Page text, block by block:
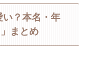
い？本名・年
まとめ